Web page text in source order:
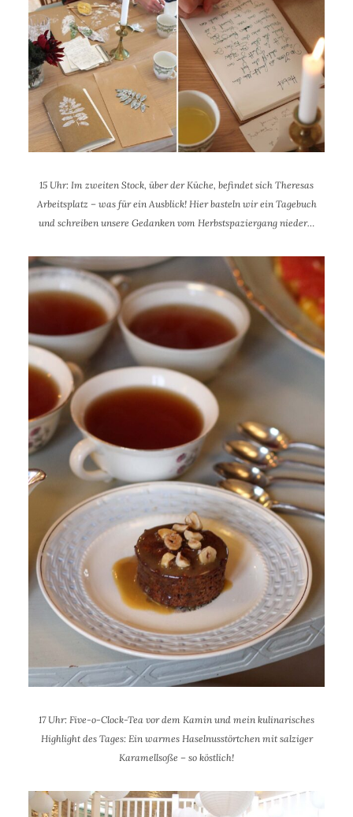
15 Uhr: Im zweiten Stock, über der Küche, befindet sich Theresas
Arbeitsplatz – was für ein Ausblick! Hier basteln wir ein Tagebuch
und schreiben unsere Gedanken vom Herbstspaziergang nieder…
17 Uhr: Five-o-Clock-Tea vor dem Kamin und mein kulinarisches
Highlight des Tages: Ein warmes Haselnusstörtchen mit salziger
Karamellsoße – so köstlich!